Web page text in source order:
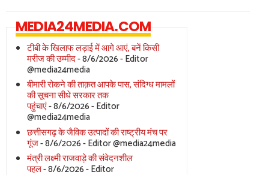
MEDIA24MEDIA.COM
टीबी के खिलाफ लड़ाई में आगे आएं, बनें किसी
मरीज की उम्मीद- 8/6/2026- Editor
@media24media
बीमारी रोकने की ताक़त आपके पास, संदिग्ध मामलों
की सूचना सीधे सरकार तक
पहुंचाएं- 8/6/2026- Editor
@media24media
छत्तीसगढ़ के जैविक उत्पादों की राष्ट्रीय मंच पर
गूंज- 8/6/2026- Editor @media24media
मंत्री लक्ष्मी राजवाड़े की संवेदनशील
पहल- 8/6/2026- Editor